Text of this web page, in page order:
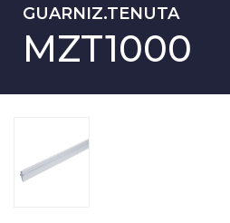
GUARNIZ.TENUTA
MZT1000